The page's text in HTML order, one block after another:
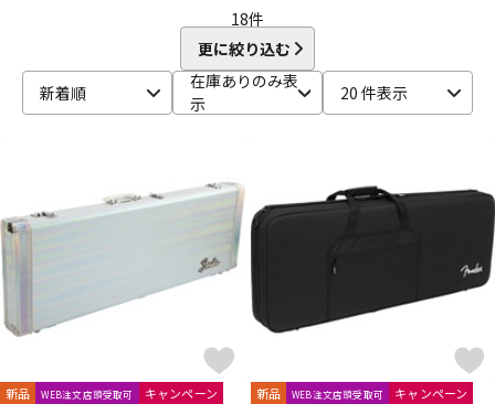
18件
更に絞り込む
新着順
在庫ありのみ表
示
20 件表示
新品 WEB注文店頭受取可
キャンペーン
新品 WEB注文店頭受取可 キャンペーン